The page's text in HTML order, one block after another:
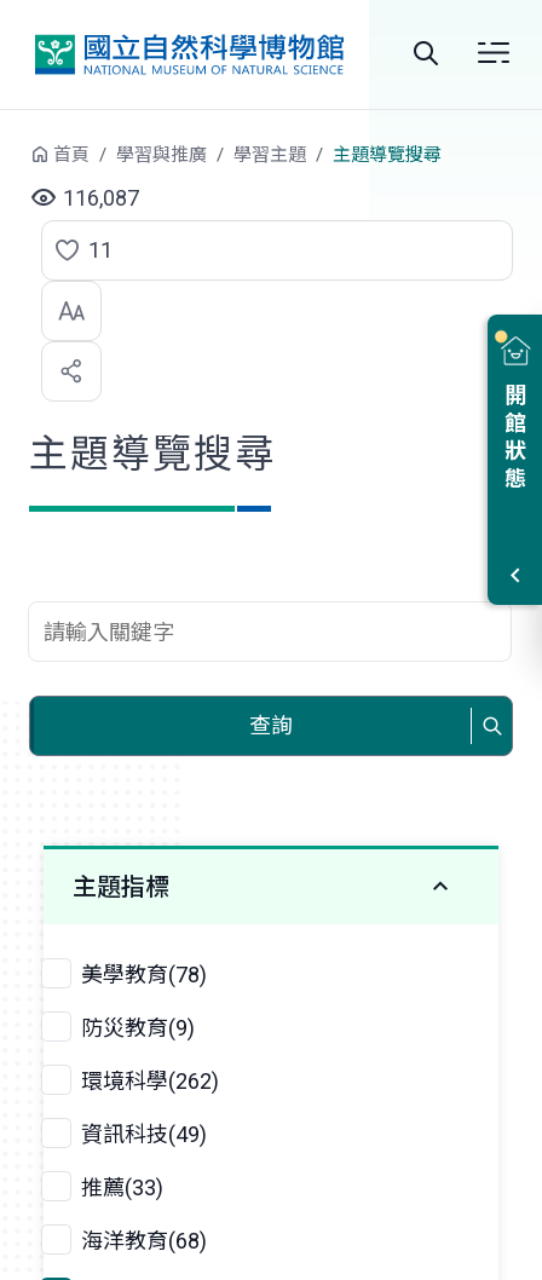
站
尋
開館狀態
首頁 學習與推廣 學習主題 主題導覽搜尋
116,087
點
選
喜
歡
11
主題導覽搜尋
查詢關鍵字
查詢
主題指標
美學教育(78)
防災教育(9)
環境科學(262)
資訊科技(49)
推薦(33)
海洋教育(68)